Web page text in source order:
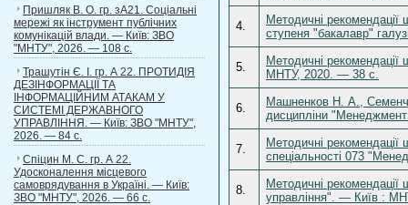
Пришляк В. О. гр. зА21. Соціальні
мережі як інструмент публічних
комунікацій влади. — Київ: ЗВО
"МНТУ", 2026. — 108 с.
Трашутін Є. І. гр. А 22. ПРОТИДІЯ
ДЕЗІНФОРМАЦІЇ ТА
ІНФОРМАЦІЙНИМ АТАКАМ У
СИСТЕМІ ДЕРЖАВНОГО
УПРАВЛІННЯ. — Київ: ЗВО "МНТУ",
2026. — 84 с.
Спіцин М. С. гр. А 22.
Удосконалення місцевого
самоврядування в Україні. — Київ:
ЗВО "МНТУ", 2026. — 66 с.
4.
Методичні рекомендації
ступеня "бакалавр"
5.
Методичні
МНТУ, 2020. — 38 с.
6.
Машненков Н. А.,
дисципліни
7.
Методичні
спеціальності 073
8.
Методичні рекомендації
управління". — Київ :